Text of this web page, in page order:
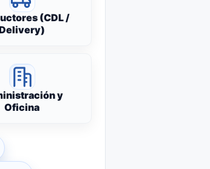
(CDL /
y
Oficina